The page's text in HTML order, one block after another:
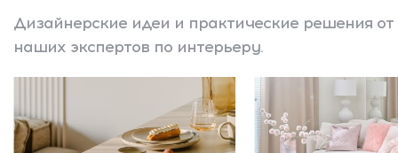
Дизайнерские идеи и практические решения от
наших экспертов по интерьеру.